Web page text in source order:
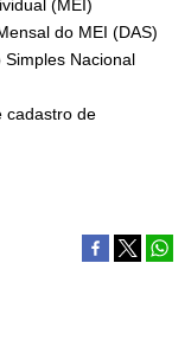
(MEI)
do MEI (DAS)
Nacional
cadastro de